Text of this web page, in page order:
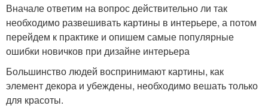
Вначале ответим на вопрос действительно ли так
необходимо развешивать картины в интерьере, а потом
перейдем к практике и опишем самые популярные
ошибки новичков при дизайне интерьера
Большинство людей воспринимают картины, как
элемент декора и убеждены, необходимо вешать только
для красоты.